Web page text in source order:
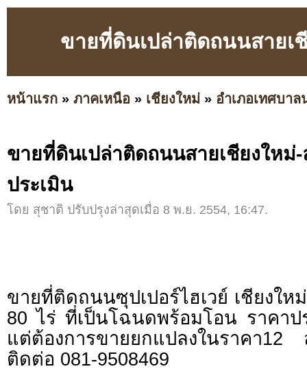
ขายที่ดินเปล่าติดถนนสายเ
หน้าแรก » ภาคเหนือ » เชียงใหม่ » อำเภอเทศบาล
ขายที่ดินเปล่าติดถนนสายเชียงใหม่
ประเมิน
โดย สุชาติ ปรับปรุงล่าสุดเมื่อ 8 พ.ย. 2554, 16:47.
ขายที่ติดถนนซุปเปอร์ไฮเวย์ เชียงให
80 ไร่ ที่เป็นโฉนดพร้อมโอน ราคาป
แต่ต้องการขายยกแปลงในราคา
ติดต่อ 081-9508469